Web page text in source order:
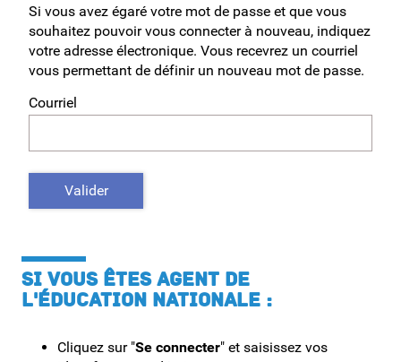
Mes demandes
Mon Portail RH
Personnels BIATPSS
Premier degré
Second degré
SI VOUS ÊTES AGENT DE
L'ÉDUCATION NATIONALE :
Cliquez sur "Se connecter" et saisissez vos
Si vous avez égaré votre mot de passe et que vous
souhaitez pouvoir vous connecter à nouveau, indiquez
votre adresse électronique. Vous recevrez un courriel
vous permettant de définir un nouveau mot de passe.
Courriel
Valider